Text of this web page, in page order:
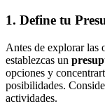
1. Define tu
Antes de explorar las
establezcas un
opciones y
posibilidades.
actividades.